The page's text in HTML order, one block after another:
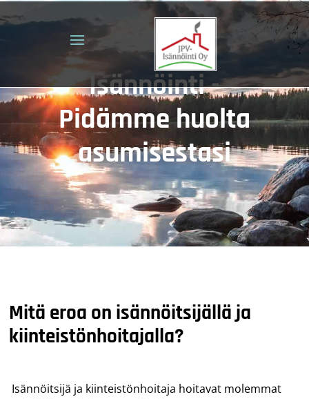
Isännöinti -
Pidämme huolta
asumisestasi
Mitä eroa on isännöitsijällä ja
kiinteistönhoitajalla?
Isännöitsijä ja kiinteistönhoitaja hoitavat molemmat